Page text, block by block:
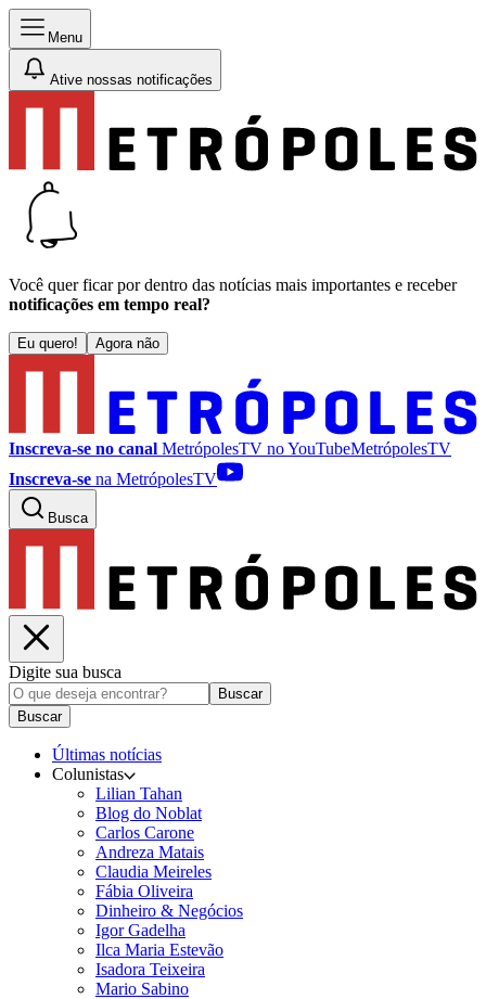
Menu
Ative nossas notificações
Você quer ficar por dentro das notícias mais importantes e receber
notificações em tempo real?
Eu quero! Agora não
Inscreva-se no canal MetrópolesTV noYouTubeMetrópolesTV
Inscreva-se na MetrópolesTV
Busca
Digite sua busca
Buscar
Buscar
Últimas notícias
Colunistas
Lilian Tahan
Blog do Noblat
Carlos Carone
Andreza Matais
Claudia Meireles
Fábia Oliveira
Dinheiro & Negócios
Igor Gadelha
Ilca Maria Estevão
Isadora Teixeira
Mario Sabino